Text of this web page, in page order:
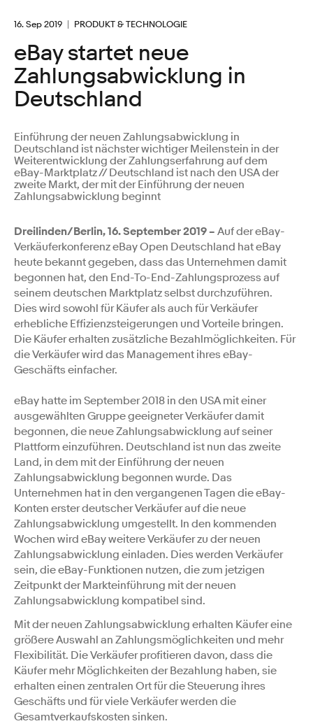
16. Sep 2019 PRODUKT & TECHNOLOGIE
eBay startet neue
Zahlungsabwicklung in
Deutschland
Einführung der neuen Zahlungsabwicklung in
Deutschland ist nächster wichtiger Meilenstein in der
Weiterentwicklung der Zahlungserfahrung auf dem
eBay-Marktplatz // Deutschland ist nach den USA der
zweite Markt, der mit der Einführung der neuen
Zahlungsabwicklung beginnt
Dreilinden/Berlin, 16. September 2019 – Auf der eBay-
Verkäuferkonferenz eBay Open Deutschland hat eBay
heute bekannt gegeben, dass das Unternehmen damit
begonnen hat, den End-To-End-Zahlungsprozess auf
seinem deutschen Marktplatz selbst durchzuführen.
Dies wird sowohl für Käufer als auch für Verkäufer
erhebliche Effizienzsteigerungen und Vorteile bringen.
Die Käufer erhalten zusätzliche Bezahlmöglichkeiten. Für
die Verkäufer wird das Management ihres eBay-
Geschäfts einfacher.
eBay hatte im September 2018 in den USA mit einer
ausgewählten Gruppe geeigneter Verkäufer damit
begonnen, die neue Zahlungsabwicklung auf seiner
Plattform einzuführen. Deutschland ist nun das zweite
Land, in dem mit der Einführung der neuen
Zahlungsabwicklung begonnen wurde. Das
Unternehmen hat in den vergangenen Tagen die eBay-
Konten erster deutscher Verkäufer auf die neue
Zahlungsabwicklung umgestellt. In den kommenden
Wochen wird eBay weitere Verkäufer zu der neuen
Zahlungsabwicklung einladen. Dies werden Verkäufer
sein, die eBay-Funktionen nutzen, die zum jetzigen
Zeitpunkt der Markteinführung mit der neuen
Zahlungsabwicklung kompatibel sind.
Mit der neuen Zahlungsabwicklung erhalten Käufer eine
größere Auswahl an Zahlungsmöglichkeiten und mehr
Flexibilität. Die Verkäufer profitieren davon, dass die
Käufer mehr Möglichkeiten der Bezahlung haben, sie
erhalten einen zentralen Ort für die Steuerung ihres
Geschäfts und für viele Verkäufer werden die
Gesamtverkaufskosten sinken.